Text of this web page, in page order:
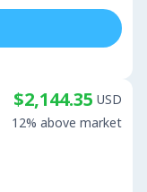
$2,144.35 USD
12% above market